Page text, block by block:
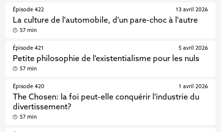
Épisode 422
La culture de l'automobile, d'un pare-choc à l'autre
13 avril 2026
57 min
Épisode 421
Petite philosophie de l'existentialisme pour les nuls
5 avril 2026
57 min
Épisode 420
The Chosen: la foi peut-elle conquérir l'industrie du
divertissement?
1 avril 2026
57 min